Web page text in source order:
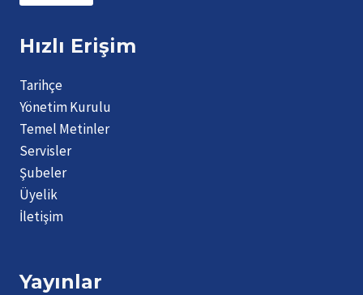
Hızlı Erişim
Tarihçe
Yönetim Kurulu
Temel Metinler
Servisler
Şubeler
Üyelik
İletişim
Yayınlar